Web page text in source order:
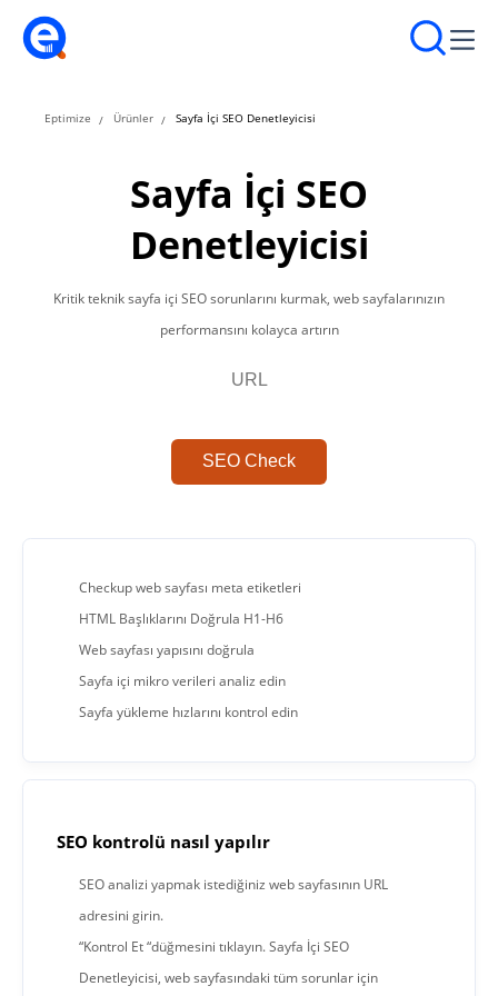
Eptimize Ürünler Sayfa İçi SEO Denetleyicisi
Sayfa İçi SEO
Denetleyicisi
Kritik teknik sayfa içi SEO sorunlarını kurmak, web sayfalarınızın
performansını kolayca artırın
SEO Check
Checkup web sayfası meta etiketleri
HTML Başlıklarını Doğrula H1-H6
Web sayfası yapısını doğrula
Sayfa içi mikro verileri analiz edin
Sayfa yükleme hızlarını kontrol edin
SEO kontrolü nasıl yapılır
SEO analizi yapmak istediğiniz web sayfasının URL
adresini girin.
“Kontrol Et “düğmesini tıklayın. Sayfa İçi SEO
Denetleyicisi, web sayfasındaki tüm sorunlar için